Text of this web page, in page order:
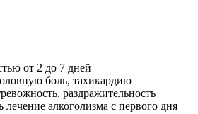
от 2 до 7 дней
боль, тахикардию
раздражительность
лечение алкоголизма с первого дня